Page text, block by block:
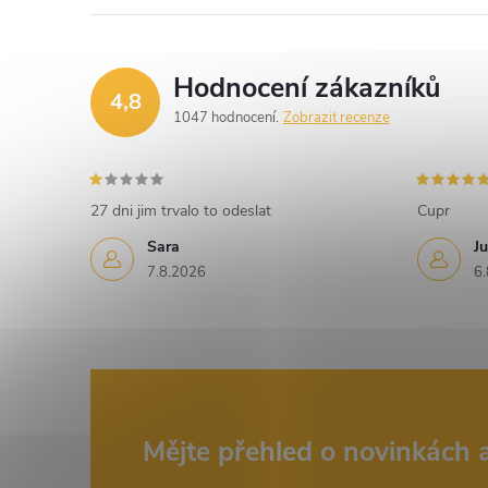
d
a
c
p
r
v
y
4,8 Hodnocení zákazníků
1047 hodnocení Zobrazit recenze
Sara
7.8.2026
27 dni jim trvalo to odeslat
Cupr
Mějte přehled o novinkách